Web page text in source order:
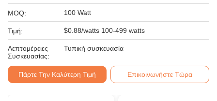
MOQ: 100 Watt
Τιμή: $0.88/watts 100-499 watts
Λεπτομέρειες
Συσκευασίας:
Τυπική συσκευασία
Πάρτε Την Καλύτερη Τιμή Επικοινωνήστε Τώρα